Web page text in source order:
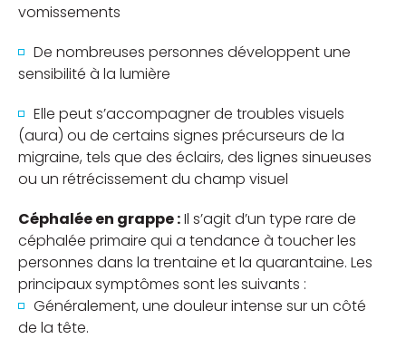
vomissements
De nombreuses personnes développent une
sensibilité à la lumière
Elle peut s’accompagner de troubles visuels
(aura) ou de certains signes précurseurs de la
migraine, tels que des éclairs, des lignes sinueuses
ou un rétrécissement du champ visuel
Céphalée en grappe :Il s’agit d’un type rare de
céphalée primaire qui a tendance à toucher les
personnes dans la trentaine et la quarantaine. Les
principaux symptômes sont les suivants :
Généralement, une douleur intense sur un côté
de la tête.